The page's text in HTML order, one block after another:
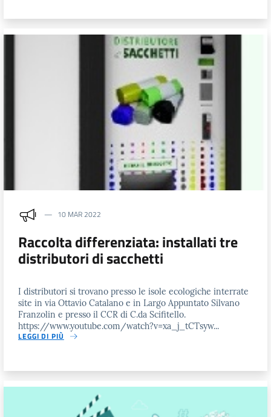
10 MAR 2022
Raccolta differenziata: installati tre
distributori di sacchetti
I distributori si trovano presso le isole ecologiche interrate
site in via Ottavio Catalano e in Largo Appuntato Silvano
Franzolin e presso il CCR di C.da Scifitello.
https://www.youtube.com/watch?v=xa_j_tCTsyw...
LEGGI DI PIÙ